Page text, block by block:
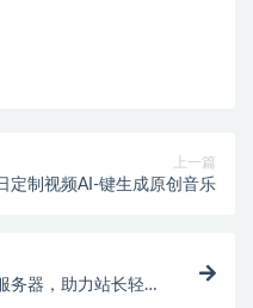
上一篇
定制视频AI-键生成原创音乐
务器，助力站长轻松